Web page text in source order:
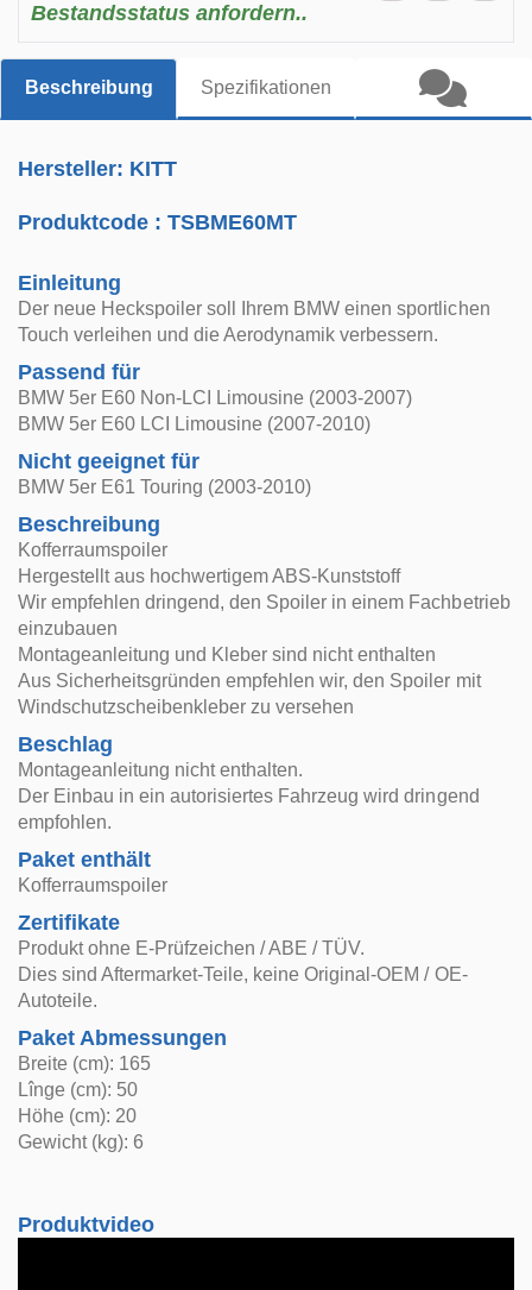
Bestandsstatus anfordern..
Beschreibung Spezifikationen
Hersteller: KITT
Produktcode :TSBME60MT
Einleitung
Der neue Heckspoiler soll Ihrem BMW einen sportlichen
Touch verleihen und die Aerodynamik verbessern.
Passend für
BMW 5er E60 Non-LCI Limousine (2003-2007)
BMW 5er E60 LCI Limousine (2007-2010)
Nicht geeignet für
BMW 5er E61 Touring (2003-2010)
Beschreibung
Kofferraumspoiler
Hergestellt aus hochwertigem ABS-Kunststoff
Wir empfehlen dringend, den Spoiler in einem Fachbetrieb
einzubauen
Montageanleitung und Kleber sind nicht enthalten
Aus Sicherheitsgründen empfehlen wir, den Spoiler mit
Windschutzscheibenkleber zu versehen
Beschlag
Montageanleitung nicht enthalten.
Der Einbau in ein autorisiertes Fahrzeug wird dringend
empfohlen.
Paket enthält
Kofferraumspoiler
Zertifikate
Produkt ohne E-Prüfzeichen / ABE / TÜV.
Dies sind Aftermarket-Teile, keine Original-OEM / OE-
Autoteile.
Paket Abmessungen
Breite (cm): 165
Lînge (cm): 50
Höhe (cm): 20
Gewicht (kg): 6
Produktvideo